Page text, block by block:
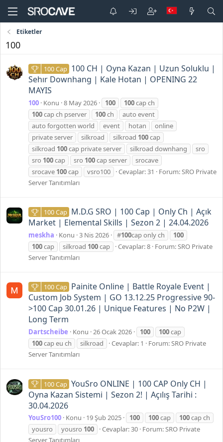
Etiketler
100
100 Cap 100 CH | Oyna Kazan | Uzun Soluklu |
Sehır Downhang | Kale Hotan | OPENING 22
MAYIS
100 Konu 8 May 2026 100 100cap ch
100cap ch pserver 100ch
auto event
auto forgotten world
event hotan
online
private server
silkroad silkroad 100cap
silkroad 100cap private server silkroad downhang
sro
sro 100cap sro 100cap server
srocave
srocave 100cap vsro100 Cevaplar: 31 Forum:SRO Private
Server Tanıtımları
100 Cap M.D.G SRO | 100 Cap | Only Ch | Açık
Market | Elemental Skills | Sezon 2 | 24.04.2026
meskha Konu 3 Nis 2026 #100cap only ch
100
100cap silkroad 100cap Cevaplar: 8 Forum:SRO Private
Server Tanıtımları
100 Cap Painite Online | Battle Royale Event |
Custom Job System | GO 13.12.25 Progressive 90-
>100 Cap 30.01.26 | Unique Features | No P2W |
Long Term
Dartscheibe Konu 26 Ocak 2026 100 100cap
100cap eu ch silkroad Cevaplar: 1 Forum:SRO Private
Server Tanıtımları
100 Cap YouSro ONLINE | 100 CAP Only CH |
Oyna Kazan Sistemi | Sezon 2! | Açılış Tarihi :
30.04.2026
YouSro100 Konu 19 Şub 2025 100 100cap 100cap ch
yousro
yousro 100 Cevaplar: 30 Forum:SRO Private
Server Tanıtımları